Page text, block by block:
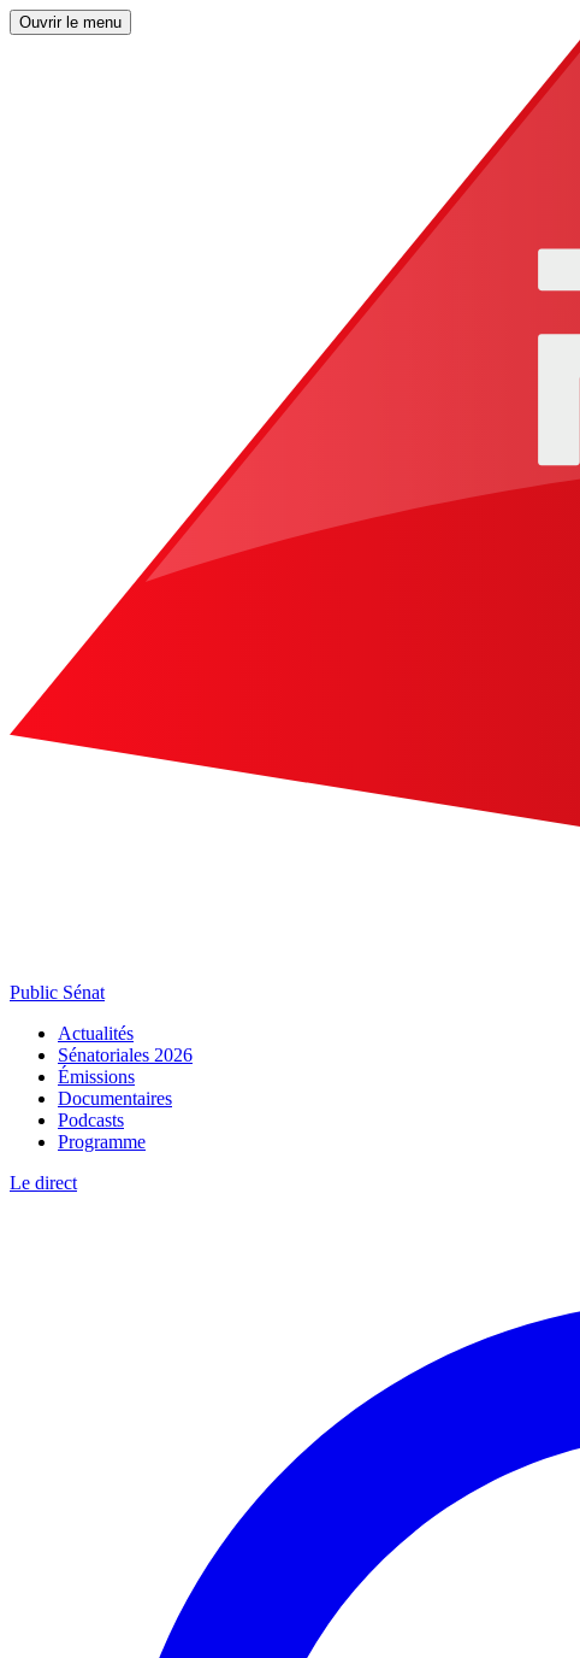
Ouvrir le menu
Public Sénat
Actualités
Sénatoriales 2026
Émissions
Documentaires
Podcasts
Programme
Le direct